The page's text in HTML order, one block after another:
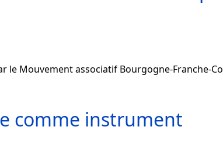
le Mouvement associatif Bourgogne-Franche-
comme instrument